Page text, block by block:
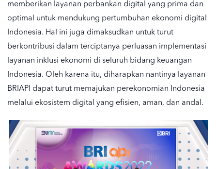
memberikan layanan perbankan digital yang prima dan
optimal untuk mendukung pertumbuhan ekonomi digital
Indonesia. Hal ini juga dimaksudkan untuk turut
berkontribusi dalam terciptanya perluasan implementasi
layanan inklusi ekonomi di seluruh bidang keuangan
Indonesia. Oleh karena itu, diharapkan nantinya layanan
BRIAPI dapat turut memajukan perekonomian Indonesia
melalui ekosistem digital yang efisien, aman, dan andal.